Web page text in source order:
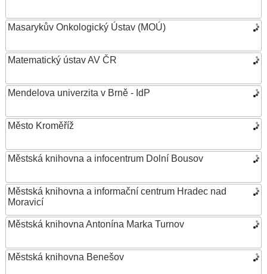
Masarykův Onkologický Ústav (MOÚ)
Matematický ústav AV ČR
Mendelova univerzita v Brně - IdP
Město Kroměříž
Městská knihovna a infocentrum Dolní Bousov
Městská knihovna a informační centrum Hradec nad
Moravicí
Městská knihovna Antonína Marka Turnov
Městská knihovna Benešov